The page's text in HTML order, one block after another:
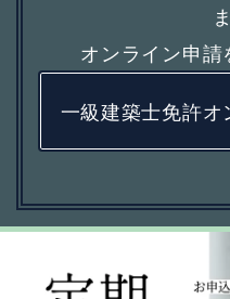
オンライン申請
一級建築士免許オ